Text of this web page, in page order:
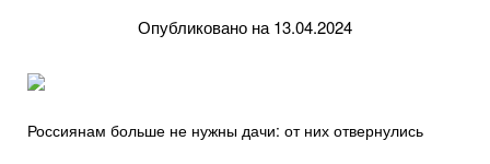
Опубликовано на 13.04.2024
Россиянам больше не нужны дачи: от них отвернулись